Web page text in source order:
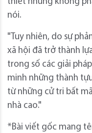
nói.
"Tuy nhiên, do sự
xã hội đã trở thành
trong số các giải
minh những thành
từ những cử tri bất
nhà cao."
*Bài viết gốc mang